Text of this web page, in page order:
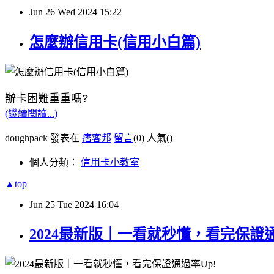
Jun 26 Wed 2024 15:22
怎麼辦信用卡(信用小白篇)
辦卡困難重重嗎?
(繼續閱讀...)
doughpack 發表在 痞客邦 留言(0) 人氣()
個人分類： 信用卡小教室
▲top
Jun 25 Tue 2024 16:04
2024最新版｜一看就秒懂，看完保證